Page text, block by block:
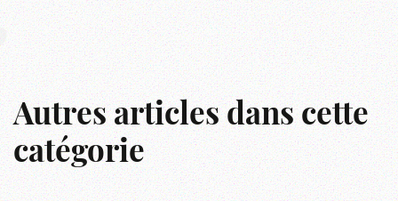
Autres articles dans cette
catégorie